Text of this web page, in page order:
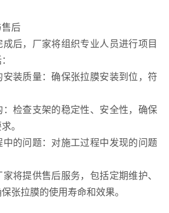
售后
后，厂家将组织专业人员进行项目
安装质量：确保张拉膜安装到位，符
：检查支架的稳定性、安全性，确保
。
中的问题：对施工过程中发现的问题
将提供售后服务，包括定期维护、
张拉膜的使用寿命和效果。